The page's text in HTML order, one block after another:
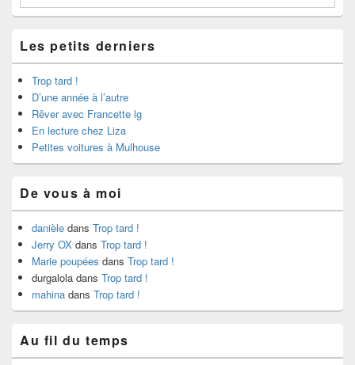
Les petits derniers
Trop tard !
D’une année à l’autre
Rêver avec Francette lg
En lecture chez Liza
Petites voitures à Mulhouse
De vous à moi
danièle dans Trop tard !
Jerry OX dans Trop tard !
Marie poupées dans Trop tard !
durgalola dans Trop tard !
mahina dans Trop tard !
Au fil du temps